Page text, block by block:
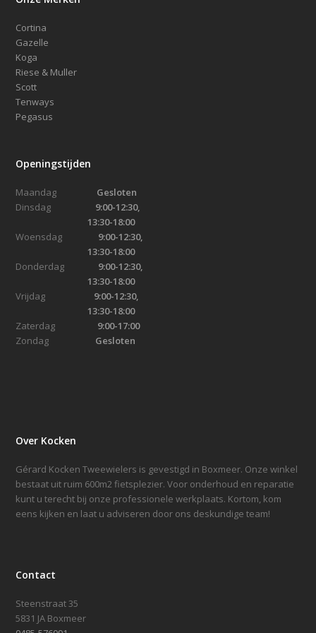
Cortina
Gazelle
Koga
Riese & Muller
Scott
Tenways
Pegasus
Openingstijden
Maandag Gesloten
Dinsdag 9:00-12:30,
13:30-18:00
Woensdag
9:00-12:30,
13:30-18:00
Donderdag 9:00-12:30,
13:30-18:00
Vrijdag 9:00-12:30,
13:30-18:00
Zaterdag 9:00-17:00
Zondag Gesloten
Over Kocken
Gérard Kocken Tweewielers is gevestigd in Boxmeer. Onze winkel
bestaat uit ruim 600m2 fietsplezier. Voor onderhoud en reparatie
kunt u terecht bij onze professionele werkplaats. Kortom, kom
eens kijken en laat u adviseren door ons deskundige team!
Contact
Steenstraat 35
5831 JA Boxmeer